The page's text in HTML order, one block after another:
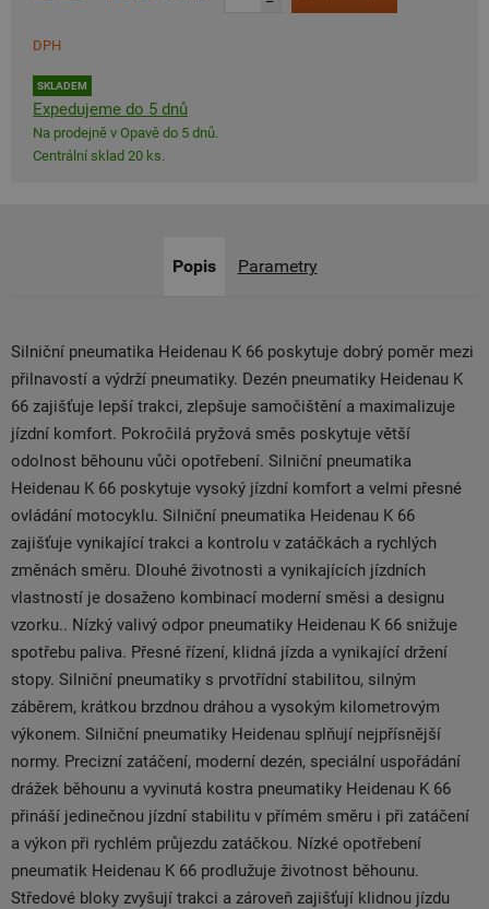
DPH
SKLADEM
Expedujeme do 5 dnů
Na prodejně v Opavě do 5 dnů.
Centrální sklad 20 ks.
Popis Parametry
Silniční pneumatika Heidenau K 66 poskytuje dobrý poměr mezi
přilnavostí a výdrží pneumatiky. Dezén pneumatiky Heidenau K
66 zajišťuje lepší trakci, zlepšuje samočištění a maximalizuje
jízdní komfort. Pokročilá pryžová směs poskytuje větší
odolnost běhounu vůči opotřebení. Silniční pneumatika
Heidenau K 66 poskytuje vysoký jízdní komfort a velmi přesné
ovládání motocyklu. Silniční pneumatika Heidenau K 66
zajišťuje vynikající trakci a kontrolu v zatáčkách a rychlých
změnách směru. Dlouhé životnosti a vynikajících jízdních
vlastností je dosaženo kombinací moderní směsi a designu
vzorku.. Nízký valivý odpor pneumatiky Heidenau K 66 snižuje
spotřebu paliva. Přesné řízení, klidná jízda a vynikající držení
stopy. Silniční pneumatiky s prvotřídní stabilitou, silným
záběrem, krátkou brzdnou dráhou a vysokým kilometrovým
výkonem. Silniční pneumatiky Heidenau splňují nejpřísnější
normy. Precizní zatáčení, moderní dezén, speciální uspořádání
drážek běhounu a vyvinutá kostra pneumatiky Heidenau K 66
přináší jedinečnou jízdní stabilitu v přímém směru i při zatáčení
a výkon při rychlém průjezdu zatáčkou. Nízké opotřebení
pneumatik Heidenau K 66 prodlužuje životnost běhounu.
Středové bloky zvyšují trakci a zároveň zajišťují klidnou jízdu